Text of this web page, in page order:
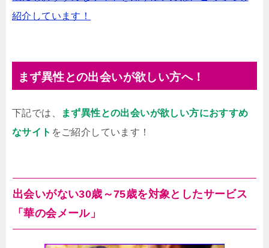
紹介しています！
まず異性との出会いが欲しい方へ！
下記では、
まず異性との出会いが欲しい方におすすめ
なサイト をご紹介しています！
出会いがない30歳～75歳を対象としたサービス
「華の会メール」